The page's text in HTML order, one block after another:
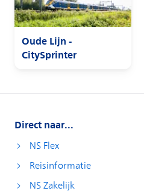
Direct naar...
NS Flex
Reisinformatie
NS Zakelijk